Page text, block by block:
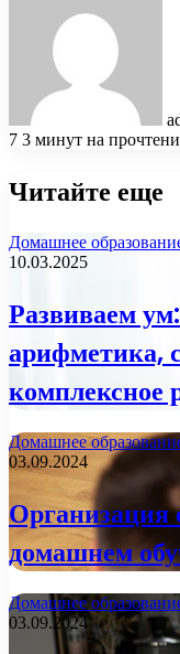
7 3 минут на
Читайте еще
Домашнее
10.03.2025
Развиваем
арифметика,
комплексное
Домашнее
03.09.2024
Организация
домашнем
Домашнее
03.09.2024